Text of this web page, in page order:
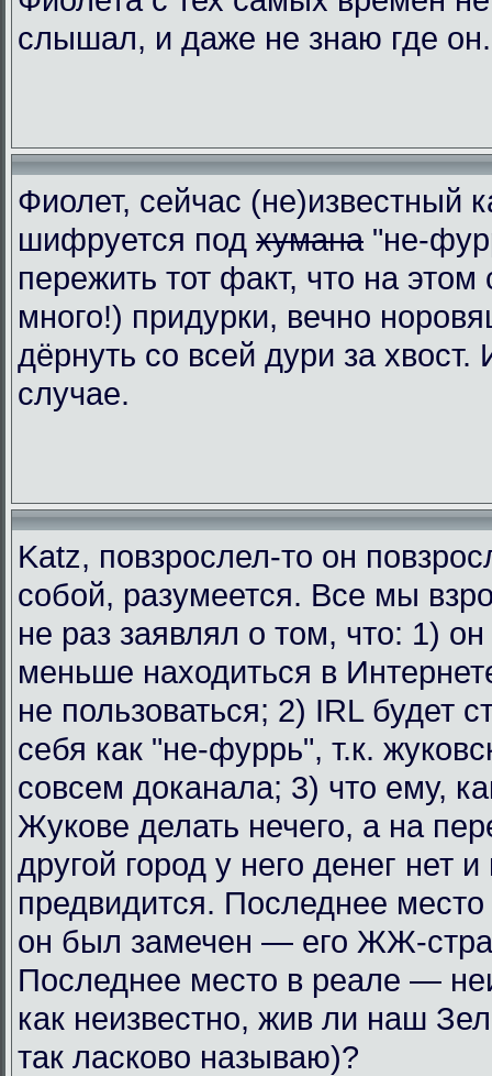
слышал, и даже не знаю где он.
Фиолет, сейчас (не)известный
шифруется под хумана "не-
пережить тот факт, что на этом
много!) придурки, вечно
дёрнуть со всей дури за
случае.
Katz, повзрослел-то он
собой, разумеется. Все мы
не раз заявлял о том, что: 1)
меньше находиться в
не пользоваться; 2) IRL будет
себя как "не-фуррь", т.к.
совсем доканала; 3) что ему,
Жукове делать нечего, а на
другой город у него денег нет
предвидится. Последнее место
он был замечен — его ЖЖ-
Последнее место в реале —
как неизвестно, жив ли наш
так ласково называю)?